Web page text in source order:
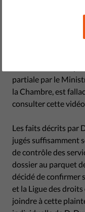
Les images prises
se bornait à exercer
partiale par le
la Chambre, est
consulter cette
Les faits décrits par
jugés suffisamment
de contrôle des
dossier au parquet
décidé de confirmer
et la Ligue des droits
joindre à cette